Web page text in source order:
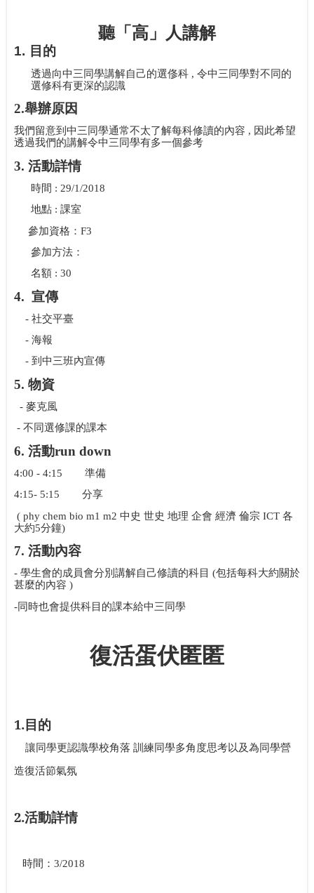
聽「高」人講解
1. 目的
透過向中三同學講解自己的選俢科 , 令中三同學對不同的
選修科有更深的認識
2.舉辦原因
我們留意到中三同學通常不太了解每科修讀的內容 , 因此希望
透過我們的講解令中三同學有多一個參考
3. 活動詳情
時間 : 29/1/2018
地點 : 課室
參加資格： F3
參加方法：
名額 : 30
4. 宣傳
- 社交平臺
- 海報
- 到中三班內宣傳
5. 物資
- 麥克風
- 不同選修課的課本
6. 活動run down
4:00 - 4:15 準備
4:15- 5:15 分享
( phy chem bio m1 m2 中史 世史 地理 企會 經濟 倫宗 ICT 各
大約5分鐘)
7. 活動內容
- 學生會的成員會分別講解自己修讀的科目 (包括每科大約關於
甚麼的內容 )
-同時也會提供科目的課本給中三同學
復活蛋伏匿匿
1.目的
讓同學更認識學校角落 訓練同學多角度思考以及為同學營
造復活節氣氛
2.活動詳情
時間： 3/2018